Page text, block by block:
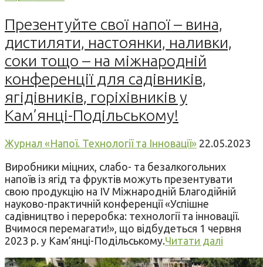
Презентуйте свої напої – вина,
дистиляти, настоянки, наливки,
соки тощо – на міжнародній
конференції для садівників,
ягідівників, горіхівників у
Кам’янці-Подільському!
Журнал «Напої. Технології та Інновації» 22.05.2023
Виробники міцних, слабо- та безалкогольних
напоїв із ягід та фруктів можуть презентувати
свою продукцію на IV Міжнародній Благодійній
науково-практичній конференції «Успішне
садівництво і переробка: технології та інновації.
Вчимося перемагати!», що відбудеться 1 червня
2023 р. у Кам’янці-Подільському.Читати далі